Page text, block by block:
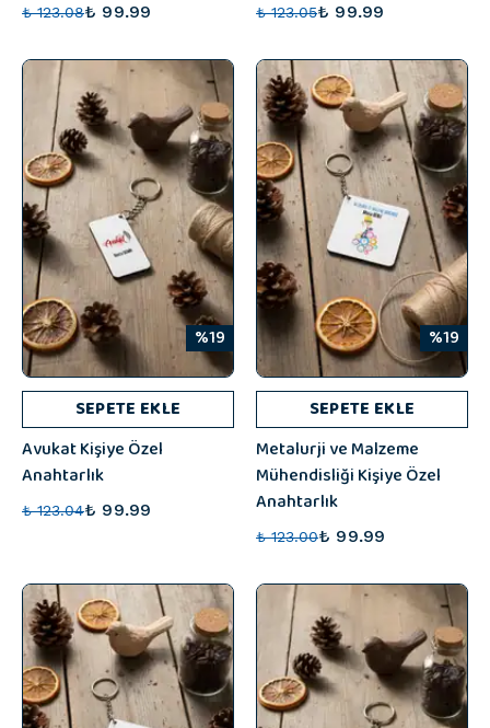
₺ 123.08₺ 99.99 ₺ 123.05₺ 99.99
%19
SEPETE EKLE
Avukat Kişiye Özel
Anahtarlık
₺ 123.04₺ 99.99
%19
SEPETE EKLE
Metalurji ve Malzeme
Mühendisliği Kişiye Özel
Anahtarlık
₺ 123.00₺ 99.99